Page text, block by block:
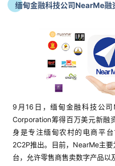
缅甸金融科技公司NearMe融
9月16日，缅甸金融科技公司
Corporation筹得百万美元新融
身是专注缅甸农村的电商平
2C2P推出。目前，NearMe主
台，允许零售商售卖数字产品以